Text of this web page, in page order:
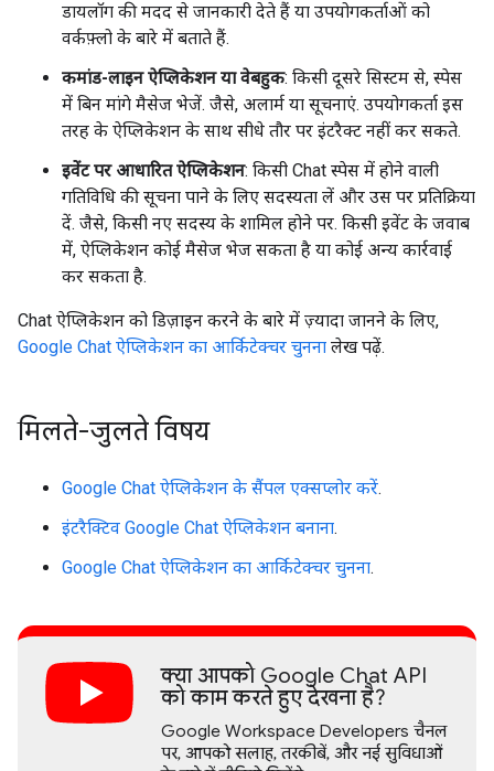
डायलॉग की मदद से जानकारी देते हैं या उपयोगकर्ताओं को
वर्कफ़्लो के बारे में बताते हैं.
कमांड-लाइन ऐप्लिकेशन या वेबहुक: किसी दूसरे सिस्टम से, स्पेस
में बिन मांगे मैसेज भेजें. जैसे, अलार्म या सूचनाएं. उपयोगकर्ता इस
तरह के ऐप्लिकेशन के साथ सीधे तौर पर इंटरैक्ट नहीं कर सकते.
इवेंट पर आधारित ऐप्लिकेशन: किसी Chat स्पेस में होने वाली
गतिविधि की सूचना पाने के लिए सदस्यता लें और उस पर प्रतिक्रिया
दें. जैसे, किसी नए सदस्य के शामिल होने पर. किसी इवेंट के जवाब
में, ऐप्लिकेशन कोई मैसेज भेज सकता है या कोई अन्य कार्रवाई
कर सकता है.
Chat ऐप्लिकेशन को डिज़ाइन करने के बारे में ज़्यादा जानने के लिए,
Google Chat ऐप्लिकेशन का आर्किटेक्चर चुनना लेख पढ़ें.
मिलते-जुलते विषय
Google Chat ऐप्लिकेशन के सैंपल एक्सप्लोर करें.
इंटरैक्टिव Google Chat ऐप्लिकेशन बनाना.
Google Chat ऐप्लिकेशन का आर्किटेक्चर चुनना.
क्या आपको Google Chat API
को काम करते हुए देखना है?
Google Workspace Developers चैनल
पर, आपको सलाह, तरकीबें, और नई सुविधाओं